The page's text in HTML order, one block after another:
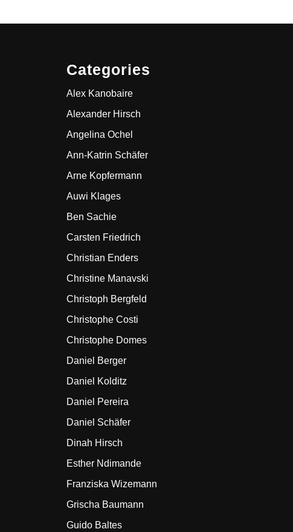
Categories
Alex Kanobaire
Alexander Hirsch
Angelina Ochel
Ann-Katrin Schäfer
Arne Kopfermann
Auwi Klages
Ben Sachie
Carsten Friedrich
Christian Enders
Christine Manavski
Christoph Bergfeld
Christophe Costi
Christophe Domes
Daniel Berger
Daniel Kolditz
Daniel Pereira
Daniel Schäfer
Dinah Hirsch
Esther Ndimande
Franziska Wizemann
Grischa Baumann
Guido Baltes